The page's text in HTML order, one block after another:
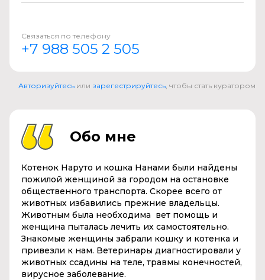
Связаться по телефону
+7 988 505 2 505
Авторизуйтесь или зарегестрируйтесь , чтобы стать куратором
Обо мне
Котенок Наруто и кошка Нанами были найдены
пожилой женщиной за городом на остановке
общественного транспорта. Скорее всего от
животных избавились прежние владельцы.
Животным была необходима вет помощь и
женщина пыталась лечить их самостоятельно.
Знакомые женщины забрали кошку и котенка и
привезли к нам. Ветеринары диагностировали у
животных ссадины на теле, травмы конечностей,
вирусное заболевание.